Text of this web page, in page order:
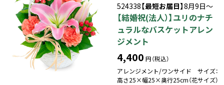
524338【最短お届日】8月9日～
【結婚祝(法人）】ユリのナチ
ュラルなバスケットアレン
ジメント
4,400 円（税込）
アレンジメント/ワンサイド サイズ：
高さ25×幅25×奥行25cm（花サイズ）